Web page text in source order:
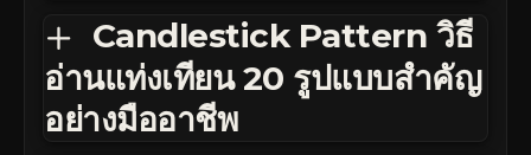
Candlestick Pattern วิธี
อ่านแท่งเทียน 20 รูปแบบสำคัญ
อย่างมืออาชีพ